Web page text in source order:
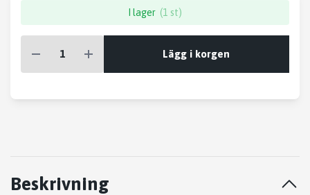
I lager (1 st)
Lägg i korgen
Beskrivning